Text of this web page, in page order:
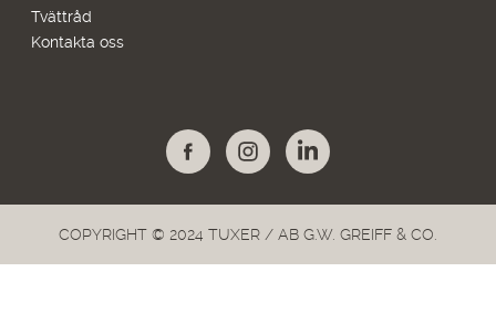
Tvättråd
Kontakta oss
COPYRIGHT © 2024 TUXER / AB G.W. GREIFF & CO.